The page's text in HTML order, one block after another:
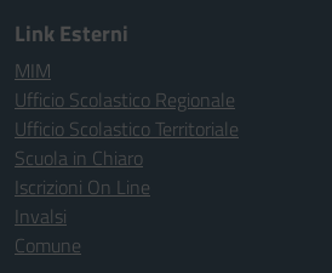
Link Esterni
MIM
Ufficio Scolastico Regionale
Ufficio Scolastico Territoriale
Scuola in Chiaro
Iscrizioni On Line
Invalsi
Comune